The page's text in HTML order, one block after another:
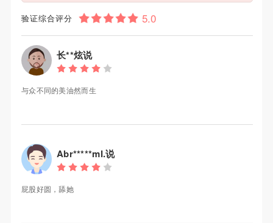
验证综合评分
长**炫说
与众不同的美油然而生
Abr*****mI.说
屁股好圆，舔她